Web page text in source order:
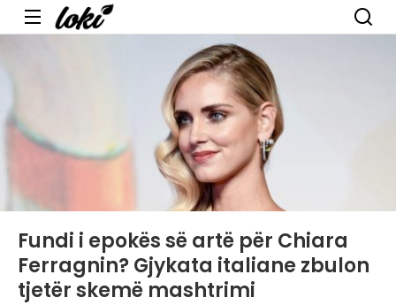
Menu
Fundi i epokës së artë për Chiara
Ferragnin? Gjykata italiane zbulon
tjetër skemë mashtrimi